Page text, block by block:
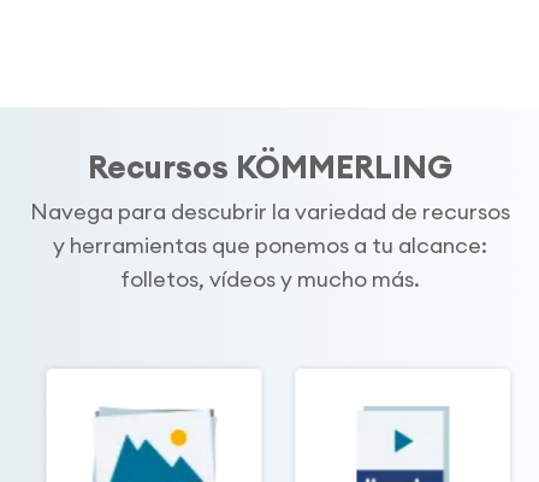
Recursos KÖMMERLING
Navega para descubrir la variedad de recursos
y herramientas que ponemos a tu alcance:
folletos, vídeos y mucho más.